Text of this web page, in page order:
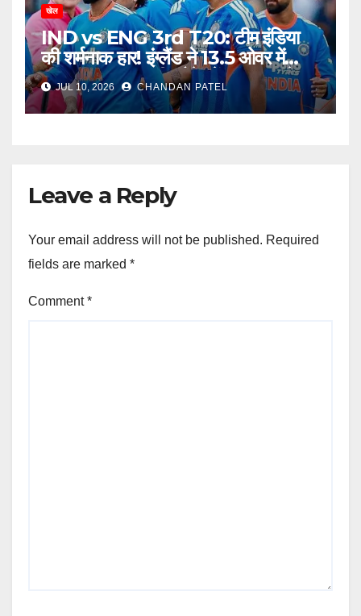
खेल
IND vs ENG 3rd T20: टीम इंडिया
की शर्मनाक हार! इंग्लैंड ने 13.5 ओवर में
उड़ाया भारत, अब टीम मैनेजमेंट पर उठ रहे
बड़े सवाल
JUL 10, 2026 CHANDAN PATEL
Leave a Reply
Your email address will not be published. Required
fields are marked *
Comment*